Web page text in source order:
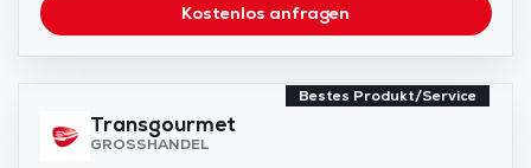
Kostenlos anfragen
Bestes Produkt/Service
Transgourmet
GROSSHANDEL